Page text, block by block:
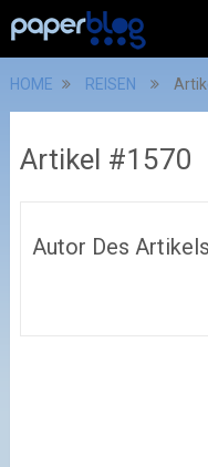
HOME REISEN
Artikel #1570
Autor Des